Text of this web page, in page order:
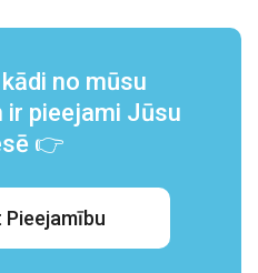
no mūsu
ir pieejami Jūsu
👉